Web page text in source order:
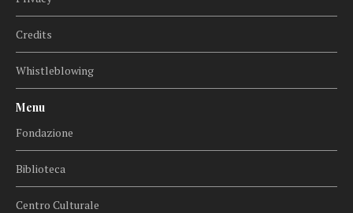
Credits
Whistleblowing
Menu
Fondazione
Biblioteca
Centro Culturale